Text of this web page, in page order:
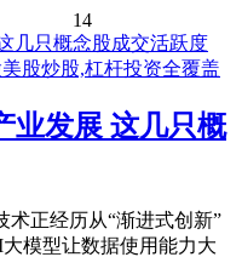
14
业发展 这几只概
术正经历从“渐进式创新”
模型让数据使用能力大